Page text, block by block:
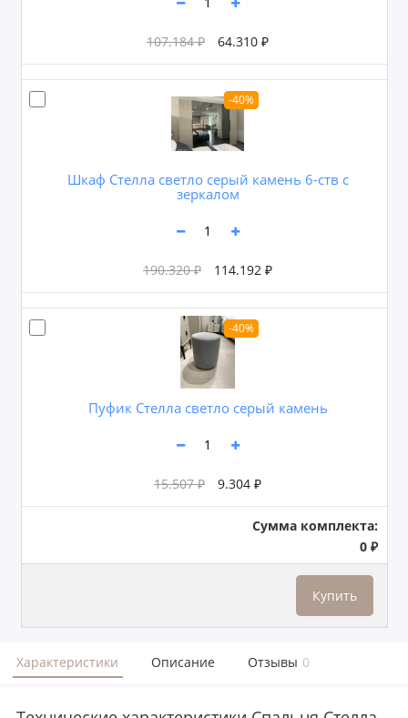
107.184 ₽ 64.310 ₽
-40%
Шкаф Стелла светло серый камень 6-ств с
зеркалом
190.320 ₽ 114.192 ₽
-40%
Пуфик Стелла светло серый камень
15.507 ₽ 9.304 ₽
Сумма комплекта:
0 ₽
Купить
Характеристики Описание Отзывы 0